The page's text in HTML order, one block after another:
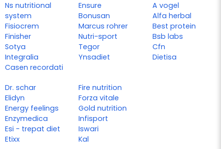
Ns nutritional
system
Fisiocrem
Finisher
Sotya
Integralia
Casen recordati
Ensure
Bonusan
Marcus rohrer
Nutri-sport
Tegor
Ynsadiet
A vogel
Alfa herbal
Best protein
Bsb labs
Cfn
Dietisa
Dr. schar
Elidyn
Energy feelings
Enzymedica
Esi - trepat diet
Etixx
Fire nutrition
Forza vitale
Gold nutrition
Infisport
Iswari
Kal